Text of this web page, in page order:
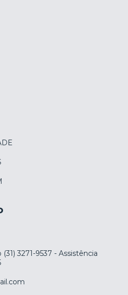
3271-9537 - Assistência